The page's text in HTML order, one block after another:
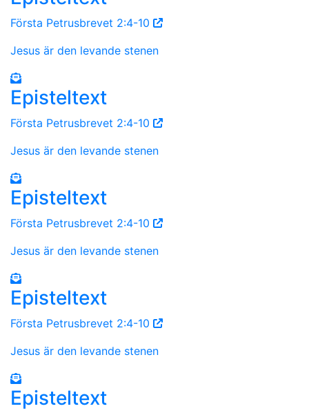
Första Petrusbrevet 2:4-10
Jesus är den levande stenen
Episteltext
Första Petrusbrevet 2:4-10
Jesus är den levande stenen
Episteltext
Första Petrusbrevet 2:4-10
Jesus är den levande stenen
Episteltext
Första Petrusbrevet 2:4-10
Jesus är den levande stenen
Episteltext